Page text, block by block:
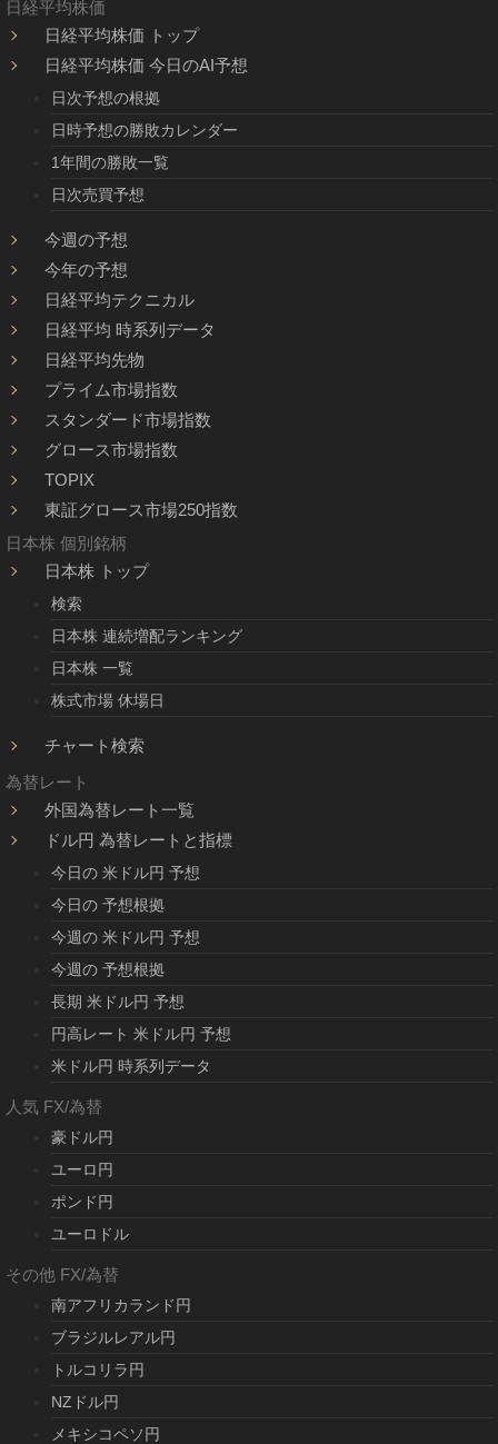
日経平均株価
日経平均株価 トップ
日経平均株価 今日のAI予想
日次予想の根拠
日時予想の勝敗カレンダー
1年間の勝敗一覧
日次売買予想
今週の予想
今年の予想
日経平均テクニカル
日経平均 時系列データ
日経平均先物
プライム市場指数
スタンダード市場指数
グロース市場指数
TOPIX
東証グロース市場250指数
日本株 個別銘柄
日本株 トップ
検索
日本株 連続増配ランキング
日本株 一覧
株式市場 休場日
チャート検索
為替レート
外国為替レート一覧
ドル円 為替レートと指標
今日の 米ドル円 予想
今日の 予想根拠
今週の 米ドル円 予想
今週の 予想根拠
長期 米ドル円 予想
円高レート 米ドル円 予想
米ドル円 時系列データ
人気 FX/為替
豪ドル円
ユーロ円
ポンド円
ユーロドル
その他 FX/為替
南アフリカランド円
ブラジルレアル円
トルコリラ円
NZドル円
メキシコペソ円